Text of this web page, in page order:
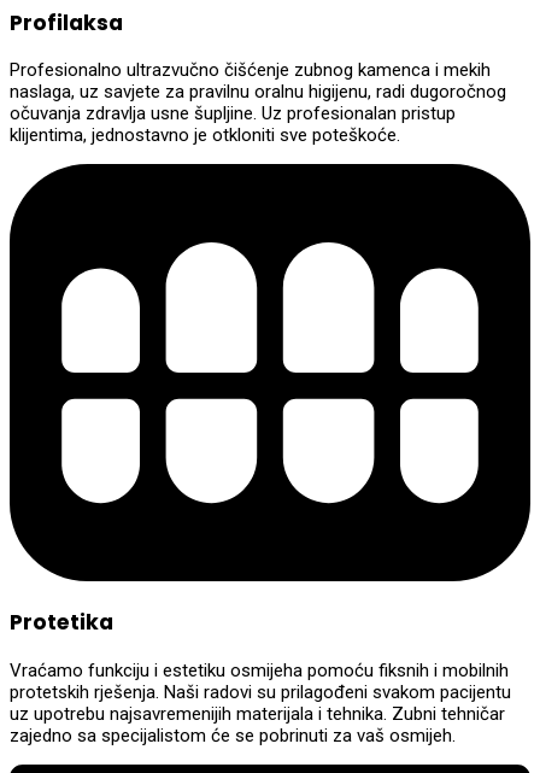
Profilaksa
Profesionalno ultrazvučno čišćenje zubnog kamenca i mekih
naslaga, uz savjete za pravilnu oralnu higijenu, radi dugoročnog
očuvanja zdravlja usne šupljine. Uz profesionalan pristup
klijentima, jednostavno je otkloniti sve poteškoće.
Protetika
Vraćamo funkciju i estetiku osmijeha pomoću fiksnih i mobilnih
protetskih rješenja. Naši radovi su prilagođeni svakom pacijentu
uz upotrebu najsavremenijih materijala i tehnika. Zubni tehničar
zajedno sa specijalistom će se pobrinuti za vaš osmijeh.